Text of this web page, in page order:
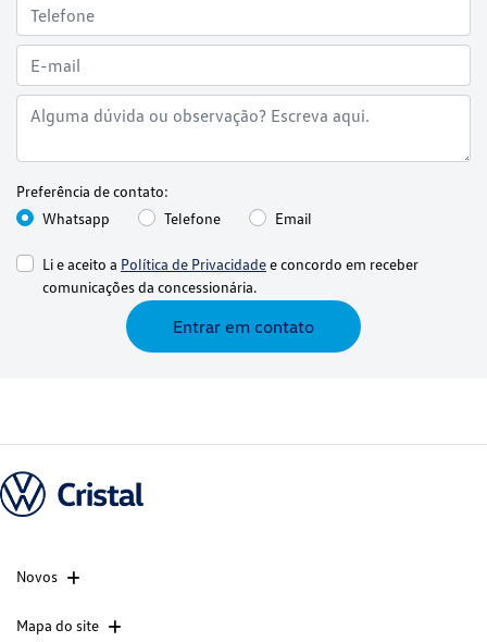
Preferência de contato:
Whatsapp
Telefone Email
Li e aceito a Política de Privacidadee concordo em receber
comunicações da concessionária.
Entrar em contato
Novos
Mapa do site